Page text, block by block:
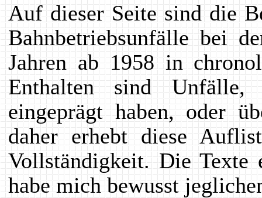
Auf dieser Seite sind die
Bahnbetriebsunfälle bei
Jahren ab 1958 in
Enthalten sind
eingeprägt haben, oder
daher erhebt diese
Vollständigkeit. Die Texte
habe mich bewusst